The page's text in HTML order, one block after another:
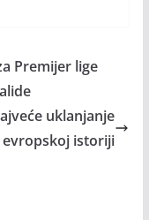
Premijer lige
uklanjanje
istoriji